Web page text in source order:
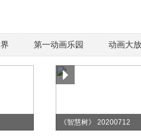
第一动画乐园 动画大
《智慧树》 20200712